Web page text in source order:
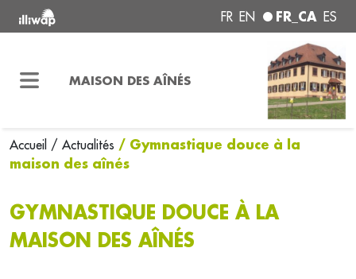
FR EN FR_CA ES
MAISON DES AÎNÉS
Accueil / Actualités / Gymnastique douce à la
maison des aînés
GYMNASTIQUE DOUCE À LA
MAISON DES AÎNÉS